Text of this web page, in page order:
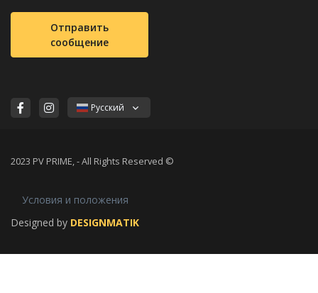
Отправить
сообщение
Русский
2023 PV PRIME, - All Rights Reserved ©
Условия и положения
Designed by DESIGNMATIK